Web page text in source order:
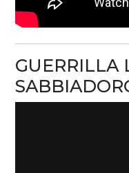
GUERRILLA